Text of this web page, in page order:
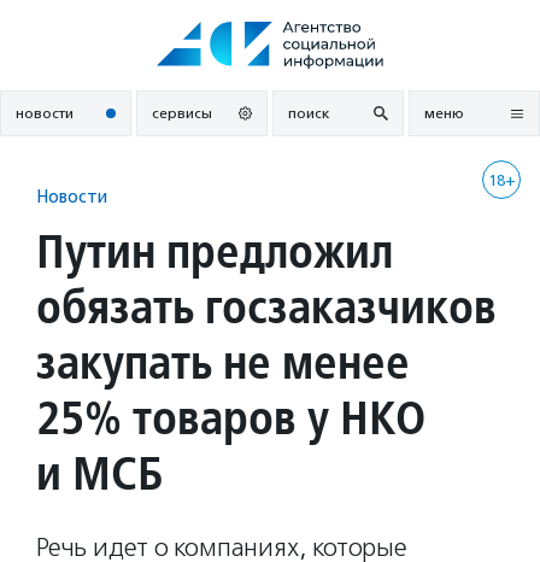
новости сервисы поиск меню
18+
Новости
Путин предложил
обязать госзаказчиков
закупать не менее
25% товаров у НКО
и МСБ
Речь идет о компаниях, которые